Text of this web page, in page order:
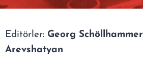
Editörler: Georg Schöllhammer
Arevshatyan